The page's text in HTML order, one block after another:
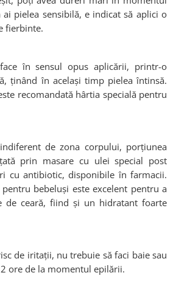
pielea sensibilă, e indicat să aplici o
fierbinte.
în sensul opus aplicării, printr-o
ținând în același timp pielea întinsă.
recomandată hârtia specială pentru
de zona corpului, porțiunea
prin masare cu ulei special post
cu antibiotic, disponibile în farmacii.
bebeluși este excelent pentru a
de ceară, fiind și un hidratant foarte
de iritații, nu trebuie să faci baie sau
ore de la momentul epilării.